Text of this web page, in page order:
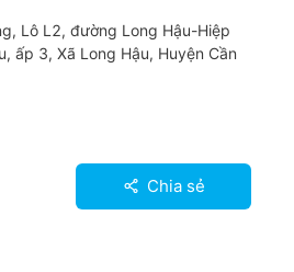
Lô L2, đường Long Hậu-Hiệp
ấp 3, Xã Long Hậu, Huyện Cần
Chia sẻ